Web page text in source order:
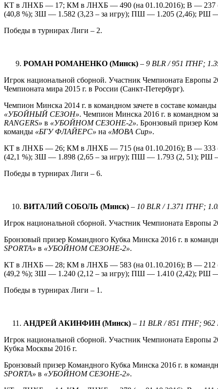
КТ в ЛНХБ — 17; КМ в ЛНХБ — 490 (на 01.10.2016); В — 237
(40,8 %); ЗШ — 1.582 (3,23 – за игру); ПШ — 1.205 (2,46); РШ
Победы в турнирах Лиги – 2.
РОМАН РОМАНЕНКО (Минск) – 9 BLR / 951 ITHF;
Игрок национальной сборной. Участник Чемпионата Европы
Чемпионата мира 2015 г. в России (Санкт-Петербург).
Чемпион Минска 2014 г. в командном зачете в составе команды
«УБОЙНЫЙ СЕЗОН». Чемпион Минска 2016 г. в командном
RANGERS» в «УБОЙНОМ СЕЗОНЕ-2». Бронзовый призер
команды «БГУ ФЛАЙЕРС» на «МОВА Cup».
КТ в ЛНХБ — 26; КМ в ЛНХБ — 715 (на 01.10.2016); В — 333
(42,1 %); ЗШ — 1.898 (2,65 – за игру); ПШ — 1.793 (2, 51); РШ
Победы в турнирах Лиги – 6.
ВИТАЛИЙ СОБОЛЬ (Минск) – 10 BLR / 1.371 ITHF;
Игрок национальной сборной. Участник Чемпионата Европы
Бронзовый призер Командного Кубка Минска 2016 г. в
SPORTA» в «УБОЙНОМ СЕЗОНЕ-2».
КТ в ЛНХБ — 28; КМ в ЛНХБ — 583 (на 01.10.2016); В — 212
(49,2 %); ЗШ — 1.240 (2,12 – за игру); ПШ — 1.410 (2,42); РШ
Победы в турнирах Лиги – 1.
АНДРЕЙ АКИНФИН (Минск) – 11 BLR / 851 ITHF; 962
Игрок национальной сборной. Участник Чемпионата Европы
Кубка Москвы 2016 г.
Бронзовый призер Командного Кубка Минска 2016 г. в
SPORTA» в «УБОЙНОМ СЕЗОНЕ-2».